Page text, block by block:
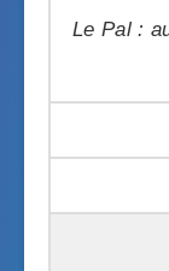
Le Pal :